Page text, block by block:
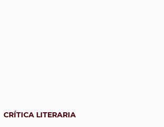
CRÍTICA LITERARIA